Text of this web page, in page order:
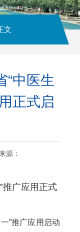
文
“中医生
正式启
源：
推广应用正式
”推广应用启动